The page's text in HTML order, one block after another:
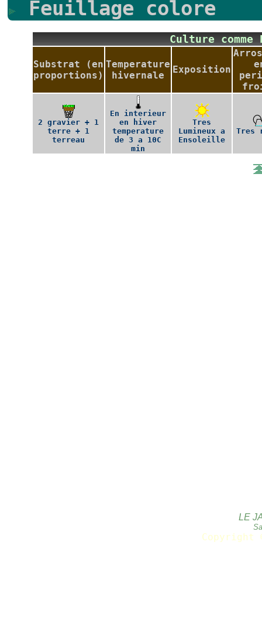
Feuillage colore
Culture
Substrat (en
proportions)
Temperature
hivernale
Exposition
2 gravier + 1
terre + 1
terreau
En interieur
en hiver
temperature
de 3 a 10C
min
Tres
Lumineux a
Ensoleille
Tres
LE
Copyright